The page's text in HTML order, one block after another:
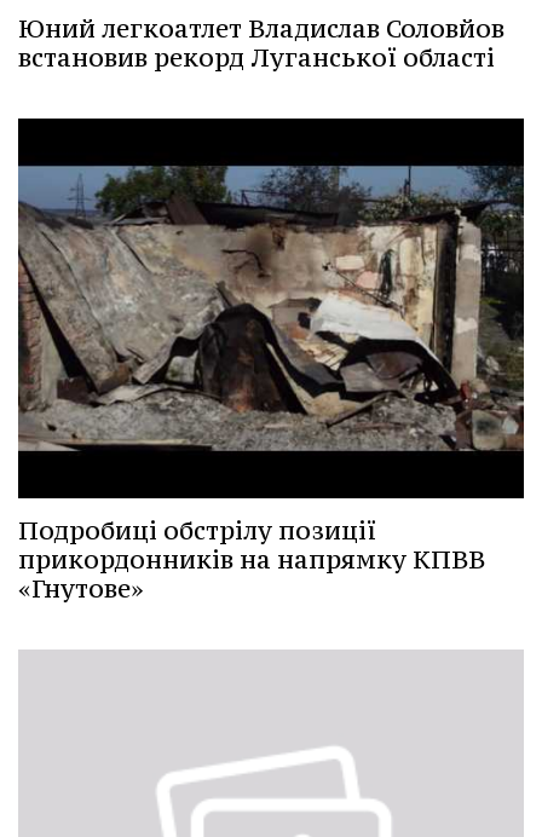
Юний легкоатлет Владислав Соловйов
встановив рекорд Луганської області
Подробиці обстрілу позиції
прикордонників на напрямку КПВВ
«Гнутове»